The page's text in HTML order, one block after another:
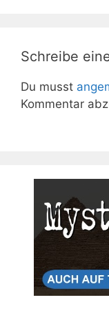
Schreibe
Du musst
Kommentar